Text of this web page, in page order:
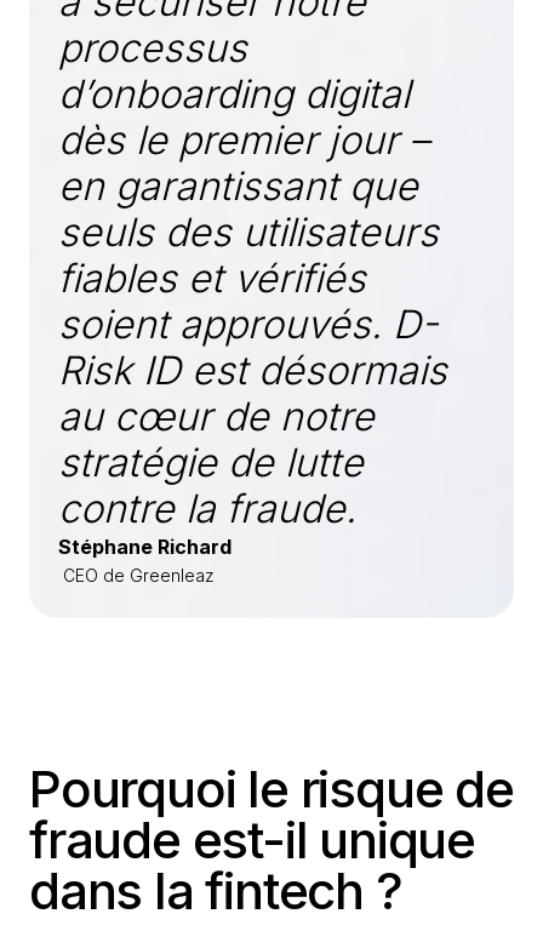
processus
d’onboarding digital
dès le premier jour –
en garantissant que
seuls des utilisateurs
fiables et vérifiés
soient approuvés. D-
Risk ID est désormais
au cœur de notre
stratégie de lutte
contre la fraude.
Stéphane Richard
CEO de Greenleaz
Pourquoi le risque de
fraude est-il unique
dans la fintech ?